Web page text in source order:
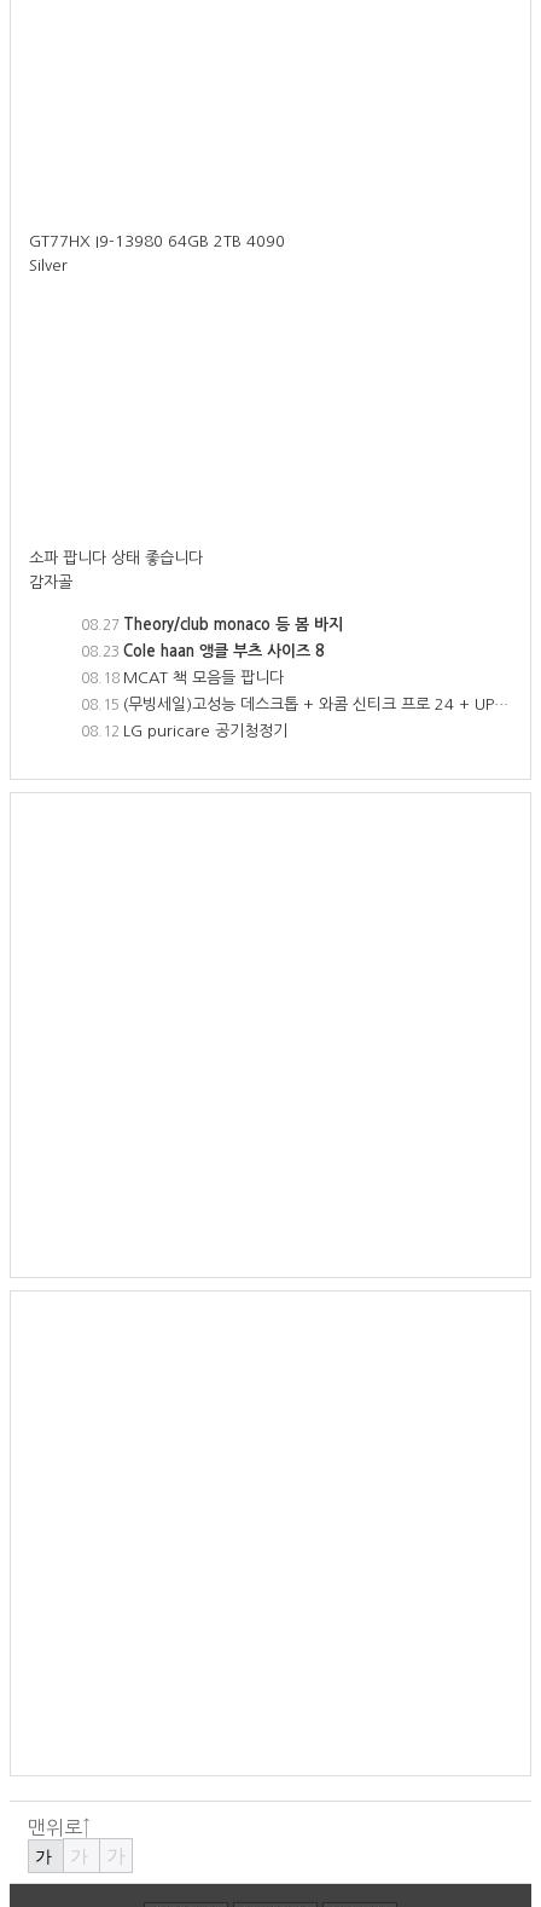
GT77HX I9-13980 64GB 2TB 4090
Silver
소파 팝니다 상태 좋습니다
감자골
08.27 Theory/club monaco 등 봄 바지
08.23 Cole haan 앵클 부츠 사이즈 8
08.18 MCAT 책 모음들 팝니다
08.15 (무빙세일)고성능 데스크톱 + 와콤 신티크 프로 24 + UPLIFT 데스크 + 기타 부속품 전부 팝니다
08.12 LG puricare 공기청정기
맨위로↑
가
가 가